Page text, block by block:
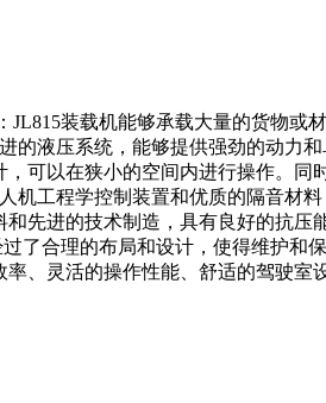
JL815装载机能够承载大量的货物
的液压系统，能够提供强劲的动力
可以在狭小的空间内进行操作。
机工程学控制装置和优质的隔音材
先进的技术制造，具有良好的抗
了合理的布局和设计，使得维护
、灵活的操作性能、舒适的驾驶